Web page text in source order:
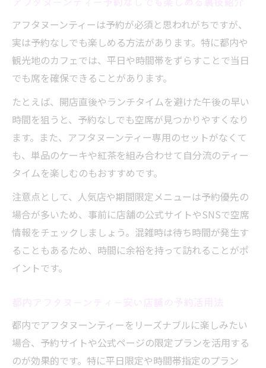
アフタヌーンティーは予約が必須と思われがちですが、
実は予約なしでも楽しめる方法があります。特に都内や
観光地のカフェでは、平日や時間帯をずらすことで当日
でも席を確保できることがあります。
たとえば、開店直後やランチタイムを避けた午後の早い
時間を狙うと、予約なしでも空席が見つかりやすくなり
ます。また、アフタヌーンティー専用のセットがなくて
も、単品のケーキや紅茶を組み合わせて自分流のティー
タイムを楽しむのもおすすめです。
注意点として、人気店や期間限定メニューは予約優先の
場合が多いため、事前に店舗の公式サイトやSNSで空席
情報をチェックしましょう。混雑時は待ち時間が発生す
ることもあるため、時間に余裕を持って訪れることがポ
イントです。
都内でアフタヌーンティーをリーズナブルに楽しみたい
場合、予約サイトや公式ページの限定プランを活用する
のが効果的です。特に平日限定や時間帯指定のプラン